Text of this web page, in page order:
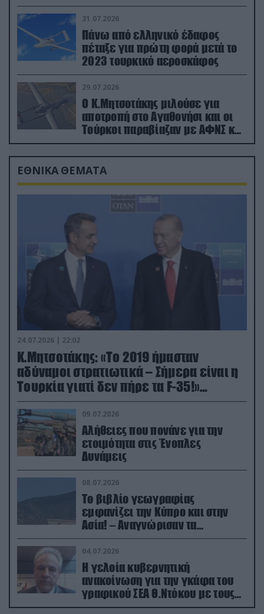
31.07.2026
Πάνω από ελληνικό έδαφος
πέταξε για πρώτη φορά μετά το
2023 τουρκικό αεροσκάφος
29.07.2026
Ο Κ.Μητσοτάκης μιλούσε για
αποτροπή στο Αγαθονήσι και οι
Τούρκοι παραβίαζαν με ΑΦΝΣ και
drone
ΕΘΝΙΚΑ ΘΕΜΑΤΑ
24.07.2026 | 22:02
Κ.Μητσοτάκης: «Το 2019 ήμασταν
αδύναμοι στρατιωτικά – Σήμερα είναι η
Τουρκία γιατί δεν πήρε τα F-35!»
(βίντεο)
09.07.2026
Αλήθειες που πονάνε για την
ετοιμότητα στις Ένοπλες
Δυνάμεις
08.07.2026
Το βιβλίο γεωγραφίας
εμφανίζει την Κύπρο και στην
Ασία! – Αναγνώρισαν τα
κατεχόμενα; (φωτο)
04.07.2026
Η γελοία κυβερνητική
ανακοίνωση για την γκάφα του
γραφικού ΣΕΑ Θ.Ντόκου με τους
Ρώσους φαρσέρ